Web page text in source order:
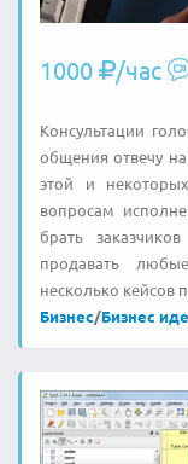
1000 /час
Консультации
общения отвечу
этой и
вопросам
брать
продавать
несколько кейсов
Бизнес/Бизнес